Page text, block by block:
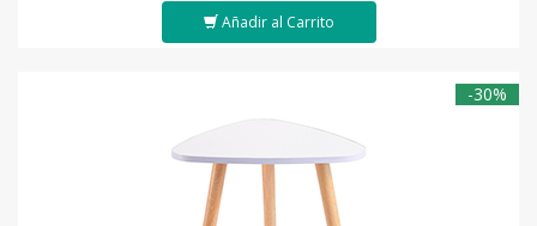
Añadir al Carrito
-30%